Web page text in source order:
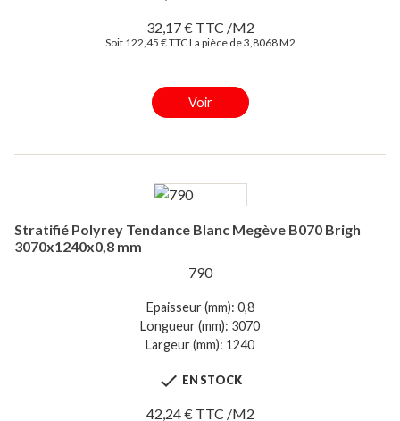
32,17 € TTC /M2
Soit 122,45 € TTC La pièce de 3,8068 M2
Voir
Stratifié Polyrey Tendance Blanc Megève B070 Brigh
3070x1240x0,8 mm
790
Epaisseur (mm): 0,8
Longueur (mm): 3070
Largeur (mm): 1240
 EN STOCK
42,24 € TTC /M2